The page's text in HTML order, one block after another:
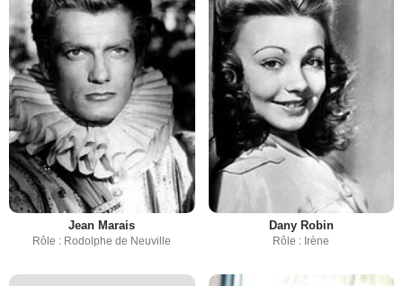
Jean Marais
Rôle : Rodolphe de Neuville
Dany Robin
Rôle : Irène